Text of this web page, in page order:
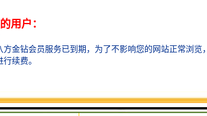
统采用节能的喷淋设备和技术，能够有效降低能耗和水
统配备了实时监控设备，可以对喷淋效果进行实时监测
统支持远程控制和管理，可以通过手机、平板电脑等
具有自动化控制、多功能应用、喷淋、节能环保、实